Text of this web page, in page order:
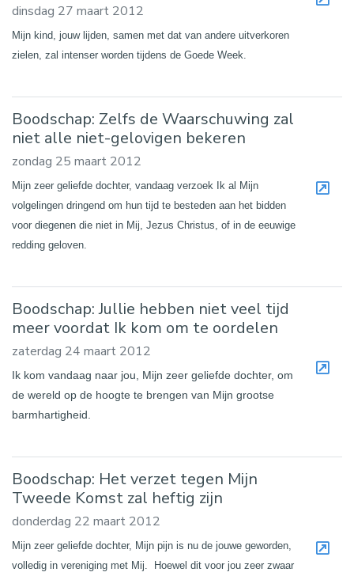
dinsdag 27 maart 2012
Mijn kind, jouw lijden, samen met dat van andere uitverkoren
zielen, zal intenser worden tijdens de Goede Week.
Boodschap: Zelfs de Waarschuwing zal
niet alle niet-gelovigen bekeren
zondag 25 maart 2012
Mijn zeer geliefde dochter, vandaag verzoek Ik al Mijn
volgelingen dringend om hun tijd te besteden aan het bidden
voor diegenen die niet in Mij, Jezus Christus, of in de eeuwige
redding geloven.
Boodschap: Jullie hebben niet veel tijd
meer voordat Ik kom om te oordelen
zaterdag 24 maart 2012
Ik kom vandaag naar jou, Mijn zeer geliefde dochter, om
de wereld op de hoogte te brengen van Mijn grootse
barmhartigheid.
Boodschap: Het verzet tegen Mijn
Tweede Komst zal heftig zijn
donderdag 22 maart 2012
Mijn zeer geliefde dochter, Mijn pijn is nu de jouwe geworden,
volledig in vereniging met Mij. Hoewel dit voor jou zeer zwaar